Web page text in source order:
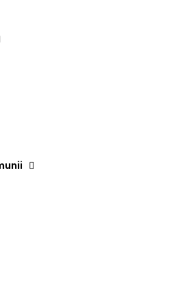
NORTHERN FRANCE
BJÖRN SCHMELZER